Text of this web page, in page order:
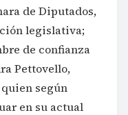
de Diputados,
legislativa;
de confianza
Pettovello,
según
en su actual